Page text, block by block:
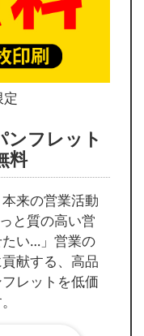
ンフレット
料
来の営業活動
と質の高い営
い…」営業の
献する、高品
レットを低価